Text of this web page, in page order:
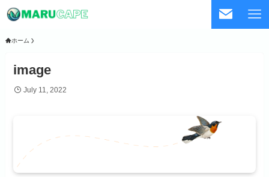
ホーム
image
July 11, 2022